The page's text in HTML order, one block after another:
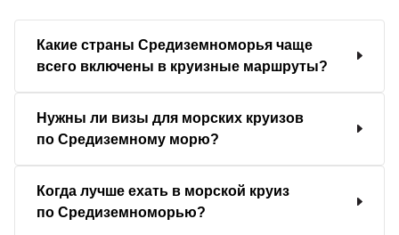
Какие страны Средиземноморья чаще
всего включены в круизные маршруты?
Нужны ли визы для морских круизов
по Средиземному морю?
Когда лучше ехать в морской круиз
по Средиземноморью?